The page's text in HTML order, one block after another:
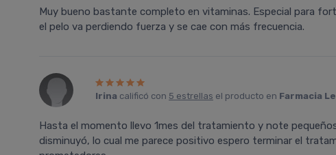
Muy bueno bastante completo en vitaminas. Especial para
el pelo va perdiendo fuerza y se cae con más frecuencia.
Irina calificó con 5 estrellas el producto en Farmacia
Hasta el momento llevo 1mes del tratamiento y note
disminuyó, lo cual me parece positivo espero terminar el